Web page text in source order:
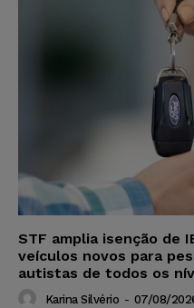
STF amplia isenção de
veículos novos para
autistas de todos os
Karina Silvério - 07/08/